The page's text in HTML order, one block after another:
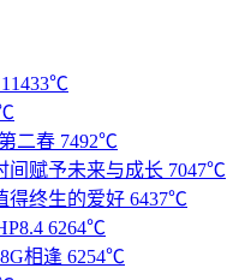
11433℃
二春 7492℃
间赋予未来与成长 7047℃
得终生的爱好 6437℃
6264℃
相逢 6254℃